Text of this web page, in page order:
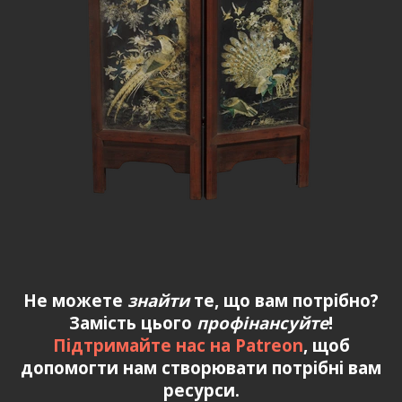
Не можете знайтите, що вам потрібно?
Замість цього профінансуйте!
Підтримайте нас на Patreon, щоб
допомогти нам створювати потрібні вам
ресурси.